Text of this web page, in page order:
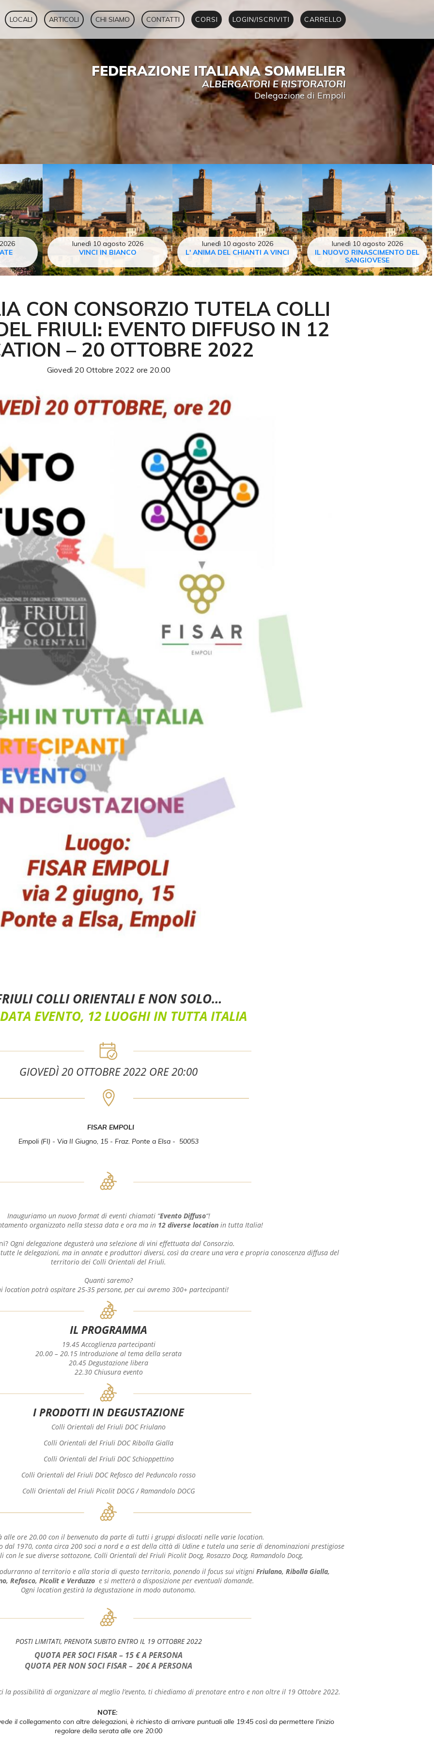
LOCALI ARTICOLI CHI SIAMO CONTATTI CORSI LOGIN/ISCRIVITI CARRELLO
FEDERAZIONE ITALIANA SOMMELIER
ALBERGATORI E RISTORATORI
Delegazione di Empoli
lunedì 10 agosto 2026
VINCI IN BIANCO
lunedì 10 agosto 2026
L' ANIMA DEL CHIANTI A VINCI
lunedì 10 agosto 2026
IL NUOVO RINASCIMENTO DEL
SANGIOVESE
CON CONSORZIO TUTELA COLLI
FRIULI: EVENTO DIFFUSO IN 12
– 20 OTTOBRE 2022
Giovedì 20 Ottobre 2022 ore 20.00
COLLI ORIENTALI E NON SOLO…
EVENTO, 12 LUOGHI IN TUTTA ITALIA
GIOVEDÌ 20 OTTOBRE 2022 ORE 20:00
FISAR EMPOLI
Empoli​ (FI) - Via II Giugno, 15 - Fraz. Ponte a Elsa - 50053
Inauguriamo un nuovo format di eventi chiamati “Evento Diffuso“!
organizzato nella stessa data e ora ma in 12 diverse location in tutta Italia!
Ogni delegazione degusterà una selezione di vini effettuata dal Consorzio.
le delegazioni, ma in annate e produttori diversi, così da creare una vera e propria conoscenza diffusa del
territorio dei Colli Orientali del Friuli.
Quanti saremo?
location potrà ospitare 25-35 persone, per cui avremo 300+ partecipanti!
IL PROGRAMMA
19.45 Accoglienza partecipanti
20.00 – 20.15 Introduzione al tema della serata
20.45 Degustazione libera
22.30 Chiusura evento
I PRODOTTI IN DEGUSTAZIONE
Colli Orientali del Friuli DOC Friulano
Colli Orientali del Friuli DOC Ribolla Gialla
Colli Orientali del Friuli DOC Schioppettino
Colli Orientali del Friuli DOC Refosco del Peduncolo rosso
Colli Orientali del Friuli Picolit DOCG / Ramandolo DOCG
alle ore 20.00 con il benvenuto da parte di tutti i gruppi dislocati nelle varie location.
1970, conta circa 200 soci a nord e a est della città di Udine e tutela una serie di denominazioni prestigiose
le sue diverse sottozone, Colli Orientali del Friuli Picolit Docg, Rosazzo Docg, Ramandolo Docg,
al territorio e alla storia di questo territorio, ponendo il focus sui vitigni Friulano, Ribolla Gialla,
Refosco, Picolit e Verduzzo e si metterà a disposizione per eventuali domande.
Ogni location gestirà la degustazione in modo autonomo.
POSTI LIMITATI, PRENOTA SUBITO ENTRO IL 19 OTTOBRE 2022
QUOTA PER SOCI FISAR – 15 € A PERSONA
QUOTA PER NON SOCI FISAR – 20€ A PERSONA
la possibilità di organizzare al meglio l’evento, ti chiediamo di prenotare entro e non oltre il 19 Ottobre 2022.
NOTE:
il collegamento con altre delegazioni, è richiesto di arrivare puntuali alle 19:45 così da permettere l'inizio
regolare della serata alle ore 20:00